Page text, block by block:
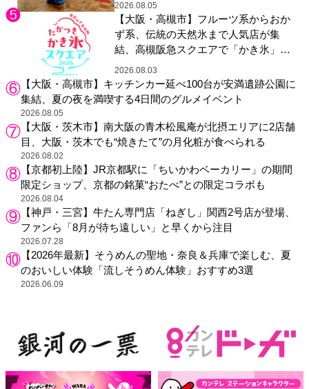
2026.08.05
【大阪・高槻市】フルーツ系からおか
ず系、伝統の天然氷まで人気店が集
結、高槻阪急スクエアで「かき氷」祭
り
2026.08.03
【大阪・高槻市】キッチンカー延べ100台が安満遺跡公園に
集結、夏の夜を満喫する4日間のグルメイベント
2026.08.05
【大阪・茨木市】南大阪の青木松風庵が北摂エリアに2店舗
目、大阪・茨木でも“焼きたて”の月化粧が食べられる
2026.08.02
【京都初上陸】JR京都駅に「ちいかわベーカリー」の期間
限定ショップ、京都の銘菓“おたべ”との限定コラボも
2026.08.04
【神戸・三宮】牛たん専門店「ねぎし」関西2号店が登場、
ファンら「8月が待ち遠しい」と早くから注目
2026.07.28
【2026年最新】そうめんの聖地・奈良＆兵庫で楽しむ、夏
のおいしい体験「流しそうめん体験」おすすめ3選
2026.06.09